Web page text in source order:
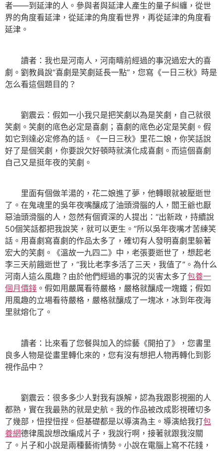
者——到延津的人。參與者與延津人產生的量子糾纏，從世
界的角度看延津，從延津的角度看世界，再從延津的角度看
延津。
讀者：我也是河南人，河南疇前經過的事況過宏大的喜
劇。劉教員說“喜劇是笑劇延長一點”，您寫《一日三秋》時是
怎么看這個題目的？
劉震云：假如一小我只是把笑劇以為是笑劇，自己就很
笑劇。笑劇的底色必定是喜劇；喜劇的底色必定是笑劇。假
如它到達必定修為的話。《一日三秋》里花二娘，你笑話說
好了是個笑劇，你要說欠好頓時就演化成喜劇。而這個喜劇
自己又是挺年夜的笑劇。
里面有個做羊湯的，花二娘進了夢，他轉眼就被壓逝世
了。在鬼魂里的吳年夜嘴釀成了油頭滑腦的人，閻王爺也厭
惡油頭滑腦的人，忽然有個資深的人提出：“出新政，持續說
50個笑話都把我說笑，就可以更生。”所以吳年夜嘴才苦練笑
話。用喜劇寫喜劇的作品太多了，確切有人發明喜劇里躲著
宏大的笑劇。《溫故一九四二》中，老張要逝世了，想起老
李三天前餓逝世了，“我比老李多活了三天，我值了”。為什么
河南人這么風趣？由於他們經過的事況的災害太多了包養一
個月價錢 。假如用嚴厲看待嚴格，嚴格就釀成一塊鐵；假如
用風趣的立場看待嚴格，嚴格就釀成了一塊冰，冰到年夜海
里就熔化了。
讀者：比來看了您餐與加入的綜藝《開拍了》，您書里
良多人物是從畫里轉化來的，您有沒有想把人物再轉化到影
視作品中？
劉震云：很多多少人對我有誤解，認為我跟影視圈的人
都熟，實在我最熟的就是史航。我的作品被改成影視確切多
了幾部，忸捏忸捏。但基礎都是以導演為主。導演給我打包
養網德律風說想改編成片子，我說行啊，接著就跟我沒關
了。片子和小說是兩種藝術情勢。小說在電腦上寫不花錢，